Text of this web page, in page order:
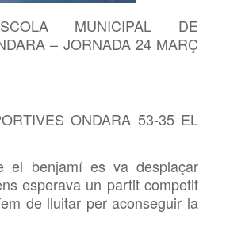
MUNICIPAL DE
– JORNADA 24 MARÇ
ONDARA 53-35 EL
el benjamí es va desplaçar
esperava un partit competit
de lluitar per aconseguir la